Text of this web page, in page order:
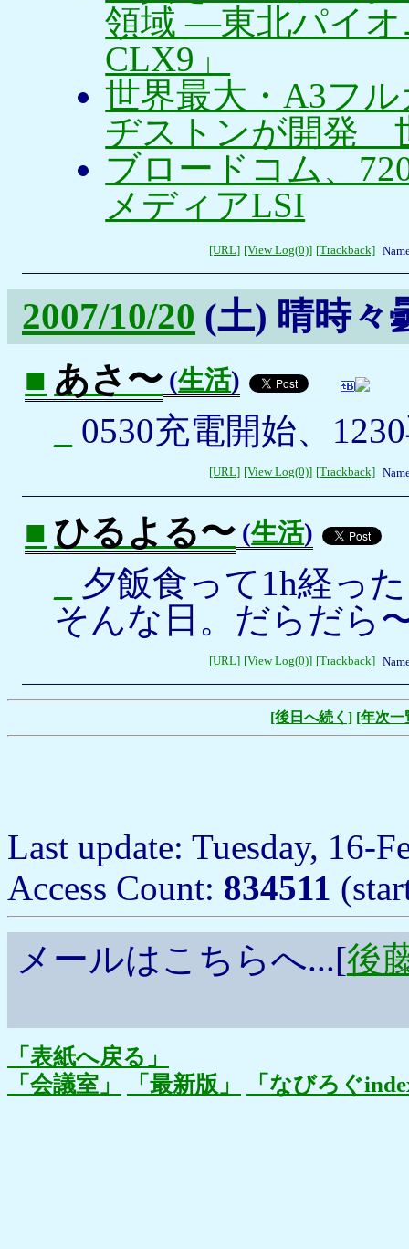
領域 —東北パイオ
CLX9」
世界最大・A3フ
ヂストンが開発
ブロードコム、
メディアLSI
[URL] [View Log(0)] [Trackback]
2007/10/20 (土) 晴時々
■ あさ〜 (生活)
0530充電開始、
[URL] [View Log(0)] [Trackback]
■ ひるよる〜 (生活)
夕飯食って1h経っ
そんな日。だらだら
[URL] [View Log(0)] [Trackback]
[後日へ続く] [年次一
Last update: Tuesday, 16-
Access Count: 834511
メールはこちらへ...[後
「表紙へ戻る」
「会議室」
「最新版」 「なびろぐ